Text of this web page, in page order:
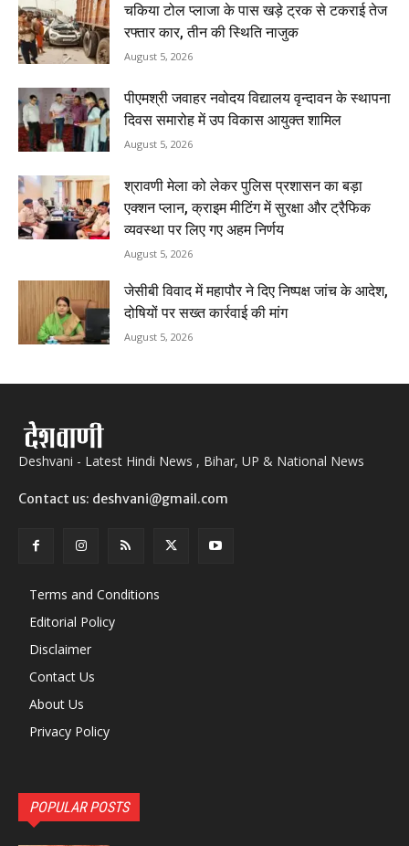
चकिया टोल प्लाजा के पास खड़े ट्रक से टकराई तेज
रफ्तार कार, तीन की स्थिति नाजुक
August 5, 2026
पीएमश्री जवाहर नवोदय विद्यालय वृन्दावन के स्थापना
दिवस समारोह में उप विकास आयुक्त शामिल
August 5, 2026
श्रावणी मेला को लेकर पुलिस प्रशासन का बड़ा
एक्शन प्लान, क्राइम मीटिंग में सुरक्षा और ट्रैफिक
व्यवस्था पर लिए गए अहम निर्णय
August 5, 2026
जेसीबी विवाद में महापौर ने दिए निष्पक्ष जांच के आदेश,
दोषियों पर सख्त कार्रवाई की मांग
August 5, 2026
Deshvani - Latest Hindi News , Bihar, UP & National News
Contact us: deshvani@gmail.com
Terms and Conditions
Editorial Policy
Disclaimer
Contact Us
About Us
Privacy Policy
POPULAR POSTS